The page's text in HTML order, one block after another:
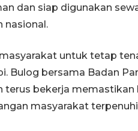
dan siap digunakan
nasional.
untuk tetap
Bulog bersama Badan
terus bekerja
masyarakat